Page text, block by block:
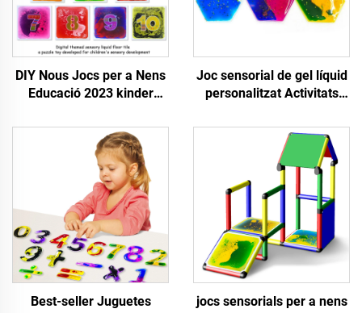
DIY Nous Jocs per a Nens
Educació 2023 kinder
sensorials de terra
Joc sensorial de gel líquid
personalitzat Activitats
esclafables 3D TPU per a
nens autistes Alivio de
l'ansietat
Best-seller Juguetes
jocs sensorials per a nens